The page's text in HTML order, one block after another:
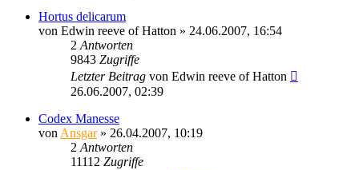
Hortus delicarum
von Edwin reeve of Hatton » 24.06.2007, 16:54
2Antworten
9843 Zugriffe
Letzter Beitrag von Edwin reeve of Hatton
26.06.2007, 02:39
Codex Manesse
vonAnsgar» 26.04.2007, 10:19
2Antworten
11112 Zugriffe